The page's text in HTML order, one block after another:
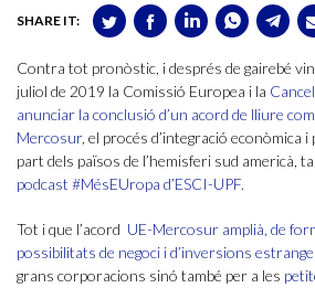
SHARE IT:
Contra tot pronòstic, i després de gairebé
juliol de 2019 la Comissió Europea i la
anunciar la conclusió d’un acord de lliure
Mercosur, el procés d’integració econòmica i
part dels països de l’hemisferi sud americà,
podcast #MésEUropa d’ESCI-UPF.
Tot i que l’acord UE-Mercosur amplià, de
possibilitats de negoci i d’inversions
grans corporacions sinó també per a les